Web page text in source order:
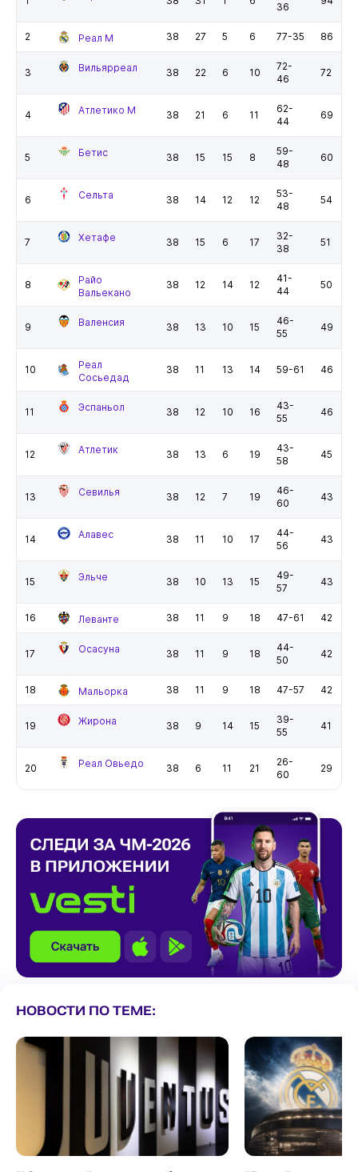
36
2 Реал М 38 27 5 6 77-35 86
3 Вильярреал 38 22 6 10
72-
46
72
4 Атлетико М 38 21 6 11
62-
44
69
5 Бетис 38 15 15 8
59-
48
60
6 Сельта 38 14 12 12
53-
48
54
7 Хетафе 38 15 6 17
32-
38
51
8
Райо
Вальекано
38 12 14 12
41-
44
50
9 Валенсия 38 13 10 15
46-
55
49
10
Реал
Сосьедад
38 11 13 14 59-61 46
11 Эспаньол 38 12 10 16
43-
55
46
12 Атлетик 38 13 6 19
43-
58
45
13 Севилья 38 12 7 19
46-
60
43
14 Алавес 38 11 10 17
44-
56
43
15 Эльче 38 10 13 15
49-
57
43
16 Леванте 38 11 9 18 47-61 42
17 Осасуна 38 11 9 18
44-
50
42
18 Мальорка 38 11 9 18 47-57 42
19 Жирона 38 9 14 15
39-
55
41
20 Реал Овьедо 38 6 11 21
26-
60
29
НОВОСТИ ПО ТЕМЕ: